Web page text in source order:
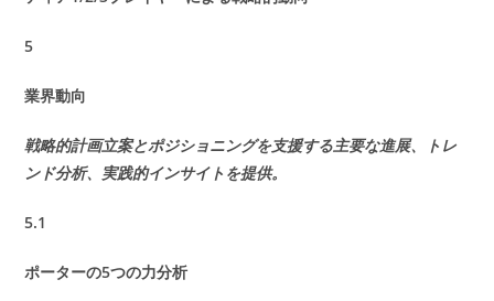
5
業界動向
戦略的計画立案とポジショニングを支援する主要な進展、トレ
ンド分析、実践的インサイトを提供。
5.1
ポーターの5つの力分析